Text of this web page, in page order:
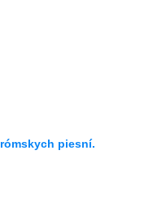
rómskych piesní.